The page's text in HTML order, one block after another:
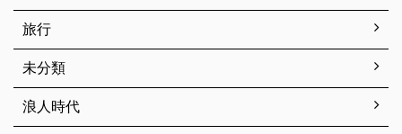
旅行
未分類
浪人時代